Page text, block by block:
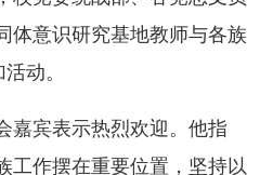
体意识研究基地教师与各族
动。
宾表示热烈欢迎。他指
工作摆在重要位置，坚持以